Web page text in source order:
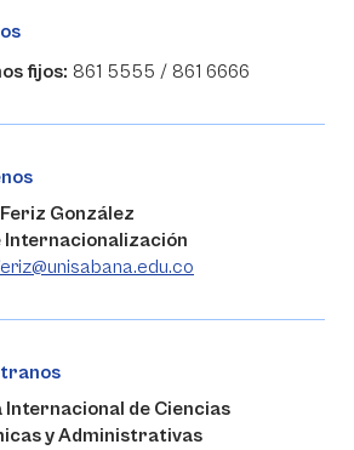
fijos: 861 5555 / 861 6666
González
Internacionalización
Internacional de Ciencias
y Administrativas